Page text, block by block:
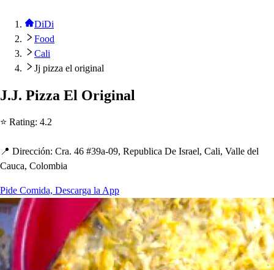
DiDi
Food
Cali
Jj pizza el original
J.J. Pizza El Original
⭐ Rating: 4.2
📍 Dirección: Cra. 46 #39a-09, Republica De Israel, Cali, Valle del
Cauca, Colombia
Pide Comida, Descarga la App